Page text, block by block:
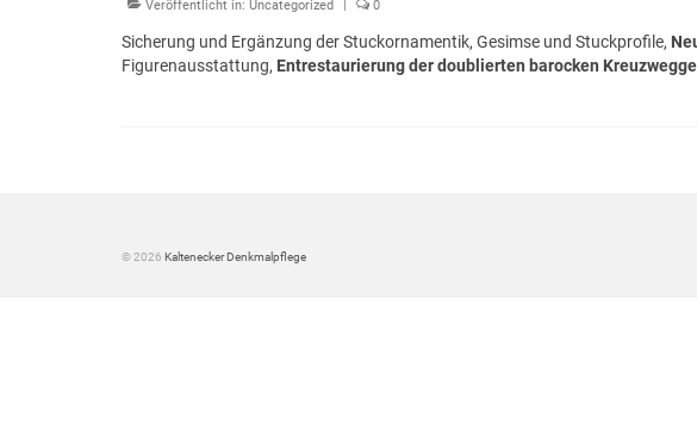
Veröffentlicht in: Uncategorized | 0
Sicherung und Ergänzung der Stuckornamentik, Gesimse und Stuckprofile,
Figurenausstattung, Entrestaurierung der doublierten barocken
© 2026 Kaltenecker Denkmalpflege